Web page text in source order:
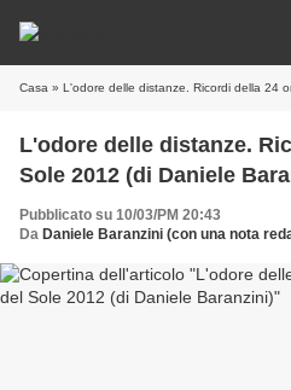
Casa » L'odore delle distanze. Ricordi della 24
L'odore delle distanze.
Sole 2012 (di Daniele
Pubblicato su 10/03/PM 20:43
Da Daniele Baranzini (con una nota